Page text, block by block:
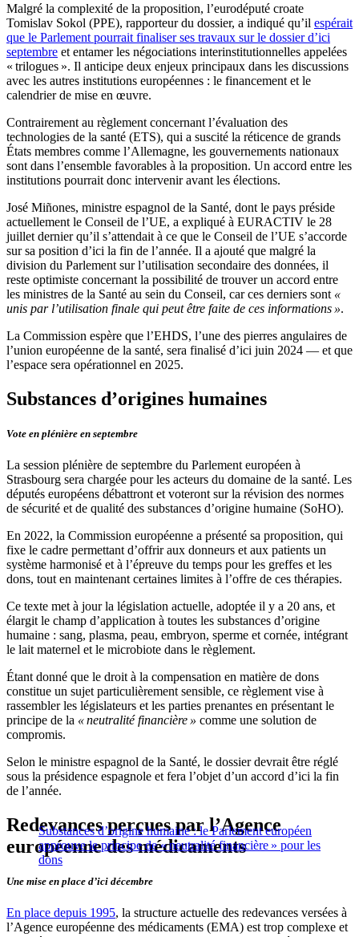
Malgré la complexité de la proposition, l’eurodéputé croate
Tomislav Sokol (PPE), rapporteur du dossier, a indiqué qu’il espérait
que le Parlement pourrait finaliser ses travaux sur le dossier d’ici
septembre et entamer les négociations interinstitutionnelles appelées
« trilogues ». Il anticipe deux enjeux principaux dans les discussions
avec les autres institutions européennes : le financement et le
calendrier de mise en œuvre.
Contrairement au règlement concernant l’évaluation des
technologies de la santé (ETS), qui a suscité la réticence de grands
États membres comme l’Allemagne, les gouvernements nationaux
sont dans l’ensemble favorables à la proposition. Un accord entre les
institutions pourrait donc intervenir avant les élections.
José Miñones, ministre espagnol de la Santé, dont le pays préside
actuellement le Conseil de l’UE, a expliqué à EURACTIV le 28
juillet dernier qu’il s’attendait à ce que le Conseil de l’UE s’accorde
sur sa position d’ici la fin de l’année. Il a ajouté que malgré la
division du Parlement sur l’utilisation secondaire des données, il
reste optimiste concernant la possibilité de trouver un accord entre
les ministres de la Santé au sein du Conseil, car ces derniers sont «
unis par l’utilisation finale qui peut être faite de ces informations ».
La Commission espère que l’EHDS, l’une des pierres angulaires de
l’union européenne de la santé, sera finalisé d’ici juin 2024 — et que
l’espace sera opérationnel en 2025.
Substances d’origines humaines
Vote en plénière en septembre
La session plénière de septembre du Parlement européen à
Strasbourg sera chargée pour les acteurs du domaine de la santé. Les
députés européens débattront et voteront sur la révision des normes
de sécurité et de qualité des substances d’origine humaine (SoHO).
En 2022, la Commission européenne a présenté sa proposition, qui
fixe le cadre permettant d’offrir aux donneurs et aux patients un
système harmonisé et à l’épreuve du temps pour les greffes et les
dons, tout en maintenant certaines limites à l’offre de ces thérapies.
Ce texte met à jour la législation actuelle, adoptée il y a 20 ans, et
élargit le champ d’application à toutes les substances d’origine
humaine : sang, plasma, peau, embryon, sperme et cornée, intégrant
le lait maternel et le microbiote dans le règlement.
Étant donné que le droit à la compensation en matière de dons
constitue un sujet particulièrement sensible, ce règlement vise à
rassembler les législateurs et les parties prenantes en présentant le
principe de la « neutralité financière » comme une solution de
compromis.
Selon le ministre espagnol de la Santé, le dossier devrait être réglé
sous la présidence espagnole et fera l’objet d’un accord d’ici la fin
de l’année.
Substances d’origine humaine : le Parlement européen
approuve le principe de « neutralité financière » pour les
dons
Redevances perçues par l’Agence
européenne des médicaments
Une mise en place d’ici décembre
En place depuis 1995, la structure actuelle des redevances versées à
l’Agence européenne des médicaments (EMA) est trop complexe et